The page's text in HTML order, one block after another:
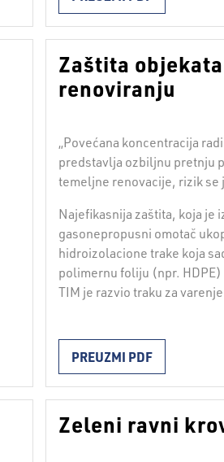
Zaštita
renoviranju
„Povećana koncentracija
predstavlja ozbiljnu pretnju
temeljne renovacije, rizik se
Najefikasnija zaštita, koja je
gasonepropusni omotač
hidroizolacione trake koja
polimernu foliju (npr. HDPE)
TIM je razvio traku za varenje
PREUZMI PDF
Zeleni ravni